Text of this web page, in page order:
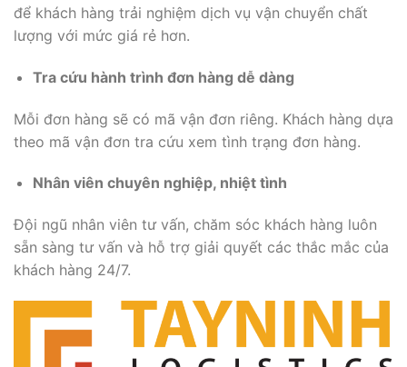
để khách hàng trải nghiệm dịch vụ vận chuyển chất
lượng với mức giá rẻ hơn.
Tra cứu hành trình đơn hàng dễ dàng
Mỗi đơn hàng sẽ có mã vận đơn riêng. Khách hàng dựa
theo mã vận đơn tra cứu xem tình trạng đơn hàng.
Nhân viên chuyên nghiệp, nhiệt tình
Đội ngũ nhân viên tư vấn, chăm sóc khách hàng luôn
sẵn sàng tư vấn và hỗ trợ giải quyết các thắc mắc của
khách hàng 24/7.